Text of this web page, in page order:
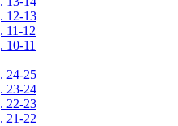
12-13
11-12
10-11
24-25
23-24
22-23
21-22